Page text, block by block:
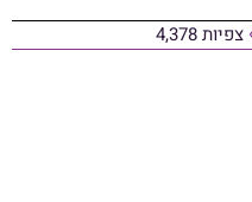
צפיות 4,378